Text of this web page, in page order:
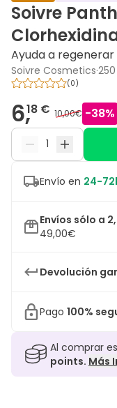
Soivre
Ayuda a
Soivre Cosmetics·
(0)
6,18 € 10,00€ -38%
Envío en 24-
Envíos sólo a
49,00€
Devolución
Pago 100%
Al comprar
points. Más